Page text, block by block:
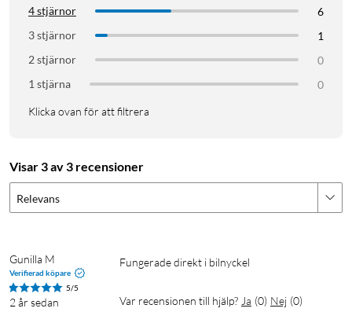
4 stjärnor
6
3 stjärnor
1
2 stjärnor
0
1 stjärna
0
Klicka ovan för att filtrera
Visar 3 av 3 recensioner
Relevans
Gunilla M
Verifierad köpare
5/5
2 år sedan
Fungerade direkt i bilnyckel
Var recensionen till hjälp? Ja (0) Nej (0)